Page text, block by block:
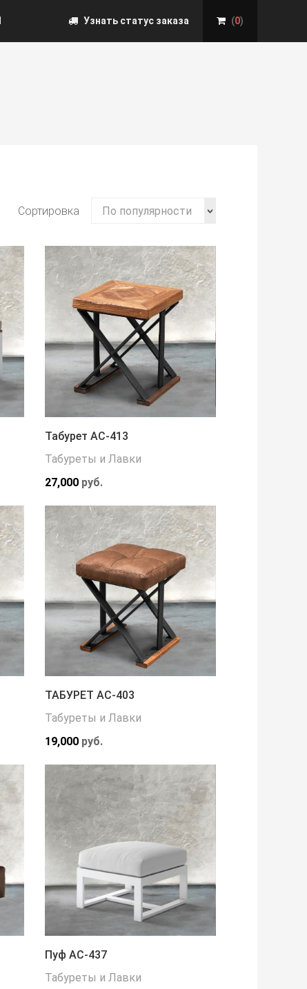
Узнать статус заказа (0)
Сортировка По популярности
Табурет АС-413
Табуреты и Лавки
27,000 руб.
ТАБУРЕТ АС-403
Табуреты и Лавки
19,000 руб.
Пуф АС-437
Табуреты и Лавки